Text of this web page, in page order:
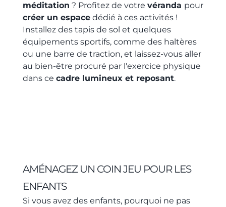
méditation ? Profitez de votre véranda pour
créer un espace dédié à ces activités !
Installez des tapis de sol et quelques
équipements sportifs, comme des haltères
ou une barre de traction, et laissez-vous aller
au bien-être procuré par l'exercice physique
dans ce cadre lumineux et reposant.
AMÉNAGEZ UN COIN JEU POUR LES
ENFANTS
Si vous avez des enfants, pourquoi ne pas